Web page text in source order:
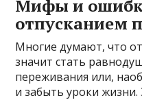
Мифы и
отпусканием
Многие думают, что
значит стать
переживания или,
и забыть уроки жизни.